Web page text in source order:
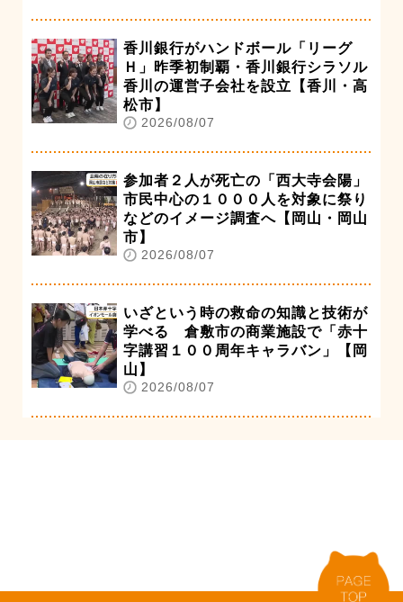
香川銀行がハンドボール「リーグ
Ｈ」昨季初制覇・香川銀行シラソル
香川の運営子会社を設立【香川・高
松市】
2026/08/07
参加者２人が死亡の「西大寺会陽」
市民中心の１０００人を対象に祭り
などのイメージ調査へ【岡山・岡山
市】
2026/08/07
いざという時の救命の知識と技術が
学べる 倉敷市の商業施設で「赤十
字講習１００周年キャラバン」【岡
山】
2026/08/07